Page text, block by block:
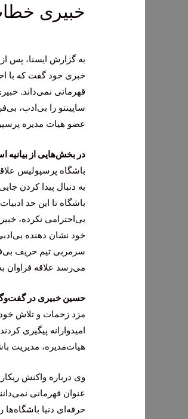
خبیری
به گزارش ایسنا، پس
خبری خود گفت که با
قهرمانی نمی‌داند.
ساپینتو را بی‌ادب،
عضو هیات مدیره
در بخش‌هایی از
باشگاه پرسپولیس
به دنبال پیدا کردن
باشگاه تا این حد
بی‌احترامی نکرده،
خود نشان دهنده
سرمربی تیم حریف
می‌رسد علاقه فراوان
حسین خبیری در گفت‌وگو
مزد زحمات و تلاش خود
امیدوارانه پیگیری
هیات‌مدیره، مدیریت
وی درباره واکنش
عنوان قهرمانی
حرفه‌ای دنیا